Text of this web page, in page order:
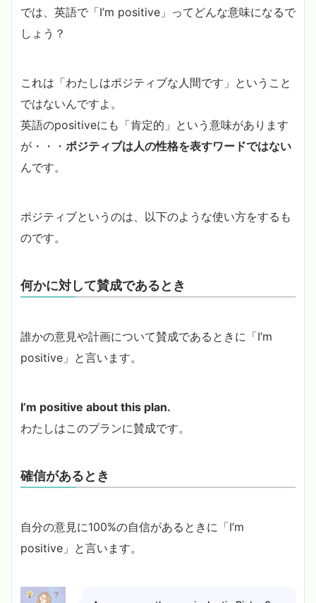
では、英語で「I’m positive」ってどんな意味になるで
しょう？
これは「わたしはポジティブな人間です」ということ
ではないんですよ。
英語のpositiveにも「肯定的」という意味があります
が・・・ ポジティブは人の性格を表すワードではない
んです。
ポジティブというのは、以下のような使い方をするも
のです。
何かに対して賛成であるとき
誰かの意見や計画について賛成であるときに「I’m
positive」と言います。
I’m positive about this plan.
わたしはこのプランに賛成です。
確信があるとき
自分の意見に100%の自信があるときに「I’m
positive」と言います。